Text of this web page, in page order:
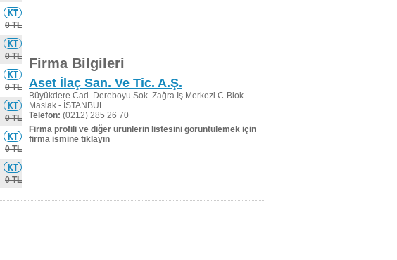
0 TL
0 TL
0 TL
0 TL
0 TL
0 TL
Firma Bilgileri
Aset İlaç San. Ve Tic. A.Ş.
Büyükdere Cad. Dereboyu Sok. Zağra İş Merkezi C-Blok
Maslak - İSTANBUL
Telefon: (0212) 285 26 70
Firma profili ve diğer ürünlerin listesini görüntülemek için
firma ismine tıklayın